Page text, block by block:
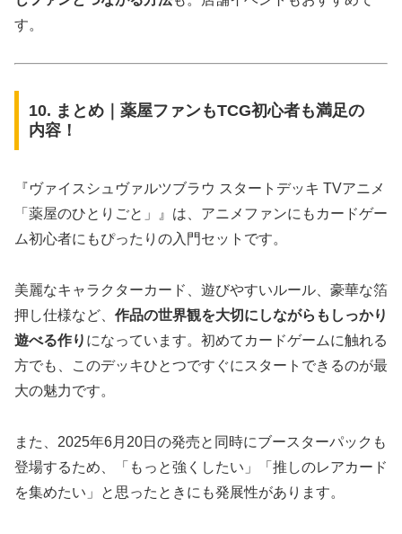
す。
10. まとめ｜薬屋ファンもTCG初心者も満足の
内容！
『ヴァイスシュヴァルツブラウ スタートデッキ TVアニメ
「薬屋のひとりごと」』は、アニメファンにもカードゲー
ム初心者にもぴったりの入門セットです。
美麗なキャラクターカード、遊びやすいルール、豪華な箔
押し仕様など、 作品の世界観を大切にしながらもしっかり
遊べる作り になっています。初めてカードゲームに触れる
方でも、このデッキひとつですぐにスタートできるのが最
大の魅力です。
また、2025年6月20日の発売と同時にブースターパックも
登場するため、「もっと強くしたい」「推しのレアカード
を集めたい」と思ったときにも発展性があります。